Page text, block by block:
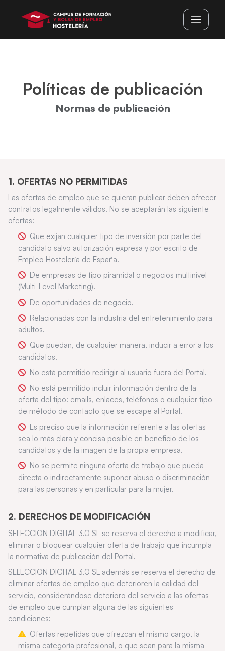
Políticas de publicación
Normas de publicación
1. OFERTAS NO PERMITIDAS
Las ofertas de empleo que se quieran publicar deben ofrecer
contratos legalmente válidos. No se aceptarán las siguiente
ofertas:
Que exijan cualquier tipo de inversión por parte del
candidato salvo autorización expresa y por escrito de
Empleo Hostelería de España.
De empresas de tipo piramidal o negocios multinivel
(Multi-Level Marketing).
De oportunidades de negocio.
Relacionadas con la industria del entretenimiento para
adultos.
Que puedan, de cualquier manera, inducir a error a los
candidatos.
No está permitido redirigir al usuario fuera del Portal.
No está permitido incluir información dentro de la
oferta del tipo: emails, enlaces, teléfonos o cualquier tipo
de método de contacto que se escape al Portal.
Es preciso que la información referente a las ofertas
sea lo más clara y concisa posible en beneficio de los
candidatos y de la imagen de la propia empresa.
No se permite ninguna oferta de trabajo que pueda
directa o indirectamente suponer abuso o discriminación
para las personas y en particular para la mujer.
2. DERECHOS DE MODIFICACIÓN
SELECCION DIGITAL 3.0 SL se reserva el derecho a modificar,
eliminar o bloquear cualquier oferta de trabajo que incumpla
la normativa de publicación del Portal.
SELECCION DIGITAL 3.0 SL además se reserva el derecho de
eliminar ofertas de empleo que deterioren la calidad del
servicio, considerándose deterioro del servicio a las ofertas
de empleo que cumplan alguna de las siguientes
condiciones:
Ofertas repetidas que ofrezcan el mismo cargo, la
misma categoría profesional, o que sean para la misma